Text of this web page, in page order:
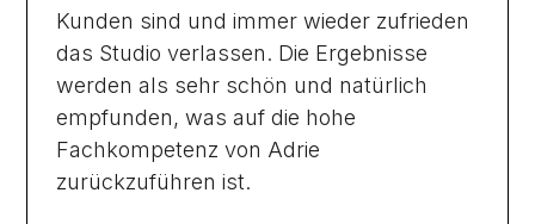
Kunden sind und immer wieder zufrieden
das Studio verlassen. Die Ergebnisse
werden als sehr schön und natürlich
empfunden, was auf die hohe
Fachkompetenz von Adrie
zurückzuführen ist.